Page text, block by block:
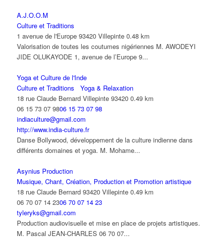
A.J.O.O.M
Culture et Traditions
1 avenue de l'Europe 93420 Villepinte 0.48 km
Valorisation de toutes les coutumes nigériennes M. AWODEYI
JIDE OLUKAYODE 1, avenue de l’Europe 9...
Yoga et Culture de l'Inde
Culture et Traditions
Yoga & Relaxation
18 rue Claude Bernard Villepinte 93420 0.49 km
06 15 73 07 9806 15 73 07 98
indiaculture@gmail.com
http://www.india-culture.fr
Danse Bollywood, développement de la culture indienne dans
différents domaines et yoga. M. Mohame...
Asynius Production
Musique, Chant, Création, Production et Promotion artistique
18 rue Claude Bernard 93420 Villepinte 0.49 km
06 70 07 14 2306 70 07 14 23
tyleryks@gmail.com
Production audiovisuelle et mise en place de projets artistiques.
M. Pascal JEAN-CHARLES 06 70 07...